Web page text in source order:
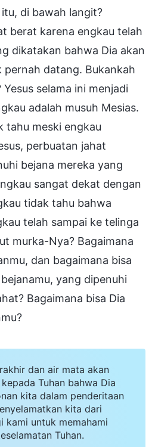
di bawah langit?
berat karena engkau telah
dikatakan bahwa Dia akan
datang. Bukankah
selama ini menjadi
adalah musuh Mesias.
tahu meski engkau
perbuatan jahat
bejana mereka yang
sangat dekat dengan
tidak tahu bahwa
telah sampai ke telinga
murka-Nya? Bagaimana
dan bagaimana bisa
yang dipenuhi
Bagaimana bisa Dia
dan air mata akan
Tuhan bahwa Dia
kita dalam penderitaan
kita dari
kami untuk memahami
Tuhan.